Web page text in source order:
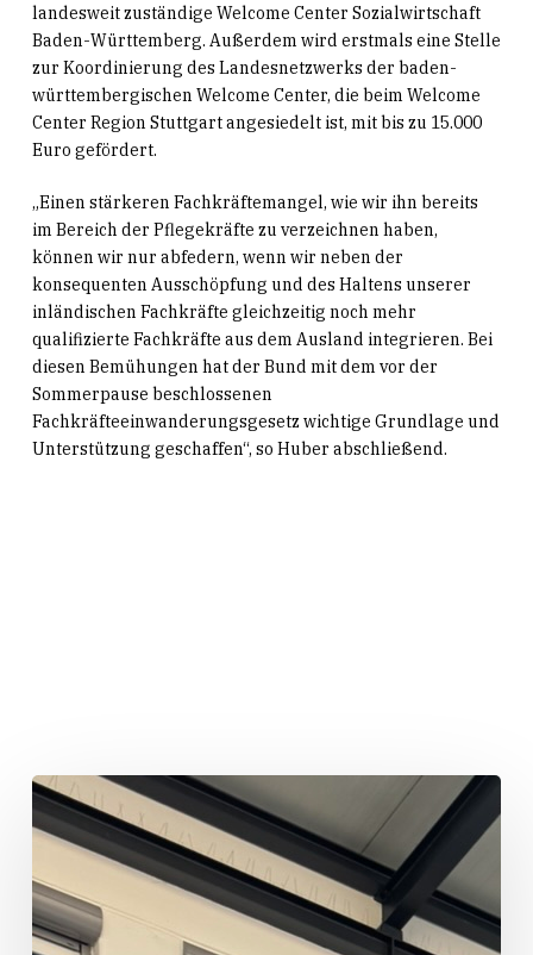
landesweit zuständige Welcome Center Sozialwirtschaft
Baden-Württemberg. Außerdem wird erstmals eine Stelle
zur Koordinierung des Landesnetzwerks der baden-
württembergischen Welcome Center, die beim Welcome
Center Region Stuttgart angesiedelt ist, mit bis zu 15.000
Euro gefördert.
„Einen stärkeren Fachkräftemangel, wie wir ihn bereits
im Bereich der Pflegekräfte zu verzeichnen haben,
können wir nur abfedern, wenn wir neben der
konsequenten Ausschöpfung und des Haltens unserer
inländischen Fachkräfte gleichzeitig noch mehr
qualifizierte Fachkräfte aus dem Ausland integrieren. Bei
diesen Bemühungen hat der Bund mit dem vor der
Sommerpause beschlossenen
Fachkräfteeinwanderungsgesetz wichtige Grundlage und
Unterstützung geschaffen“, so Huber abschließend.
„Huber
packt
an!“
der
Rettungswache